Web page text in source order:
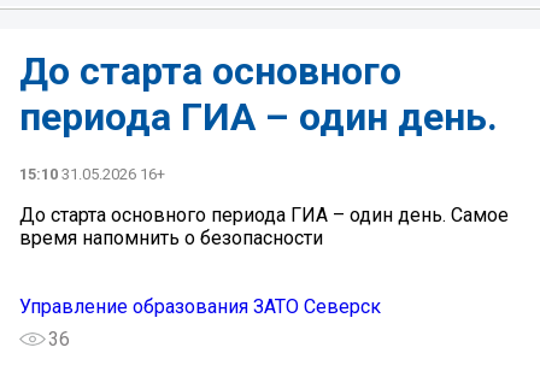
До старта основного
периода ГИА – один день.
15:10 31.05.2026 16+
До старта основного периода ГИА – один день. Самое
время напомнить о безопасности
Управление образования ЗАТО Северск
36